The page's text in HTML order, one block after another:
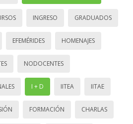
INGRESO GRADUADOS
EFEMÉRIDES HOMENAJES
NODOCENTES
I + D IITEA IITAE
FORMACIÓN CHARLAS